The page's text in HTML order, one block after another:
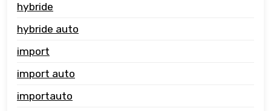
hybride
hybride auto
import
import auto
importauto